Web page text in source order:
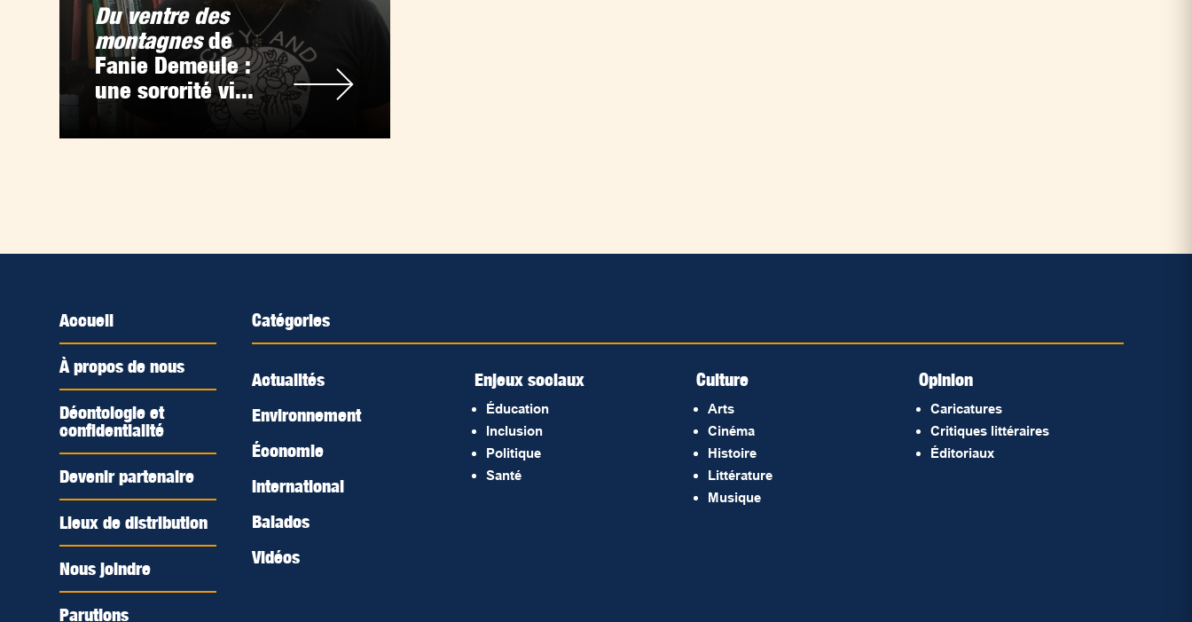
Du ventre des
montagnesde
Fanie Demeule :
une sororité vi...
Accueil
À propos de nous
Déontologie et
confidentialité
Devenir partenaire
Lieux de distribution
Nous joindre
Parutions
Catégories
Actualités
Environnement
Économie
International
Balados
Vidéos
Enjeux sociaux
Éducation
Inclusion
Politique
Santé
Culture
Arts
Cinéma
Histoire
Littérature
Musique
Opinion
Caricatures
Critiques littéraires
Éditoriaux